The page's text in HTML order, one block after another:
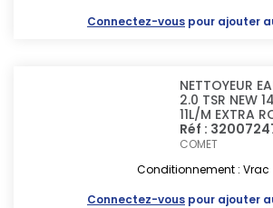
Connectez-vous pour ajouter
NETTOYEUR
2.0 TSR NEW
11L/M EXTRA
Réf :
COMET
Conditionnement : Vrac
Connectez-vous pour ajouter